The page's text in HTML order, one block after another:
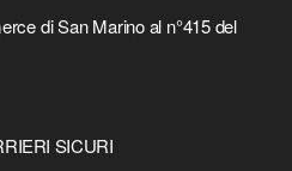
di San Marino al n°415 del
SICURI